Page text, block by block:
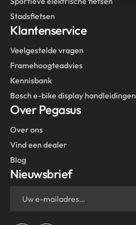
Stadsfietsen
Klantenservice
Veelgestelde vragen
Framehoogteadvies
Kennisbank
Bosch e-bike display handleidingen
Over Pegasus
Over ons
Vind een dealer
Blog
Nieuwsbrief